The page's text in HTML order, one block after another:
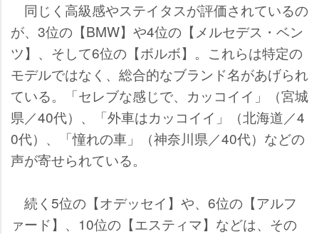
同じく高級感やステイタスが評価されているの
が、3位の【BMW】や4位の【メルセデス・ベン
ツ】、そして6位の【ボルボ】。これらは特定の
モデルではなく、総合的なブランド名があげられ
ている。「セレブな感じで、カッコイイ」（宮城
県／40代）、「外車はカッコイイ」（北海道／4
0代）、「憧れの車」（神奈川県／40代）などの
声が寄せられている。
続く5位の【オデッセイ】や、6位の【アルフ
ァード】、10位の【エスティマ】などは、その